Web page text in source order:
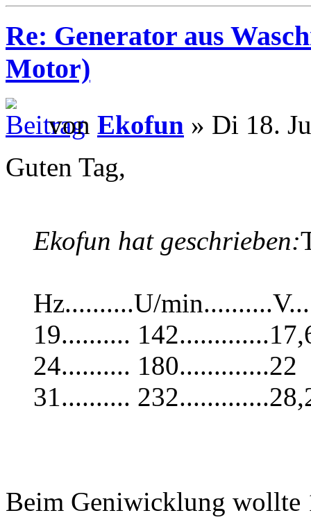
Re: Generator aus
Motor)
von Ekofun » Di 18.
Guten Tag,
Ekofun hat geschrieben:
Hz..........U/
19..........
24.......... 180.............22
31..........
Beim Geniwicklung wollte